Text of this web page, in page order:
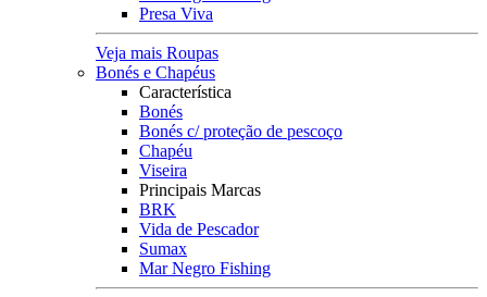
Presa Viva
Veja mais Roupas
Bonés e Chapéus
Característica
Bonés
Bonés c/ proteção de pescoço
Chapéu
Viseira
Principais Marcas
BRK
Vida de Pescador
Sumax
Mar Negro Fishing